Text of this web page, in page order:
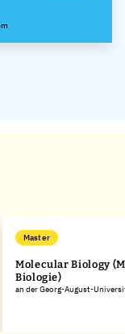
Master
Molecular Biology
Biologie)
an der Georg-August-